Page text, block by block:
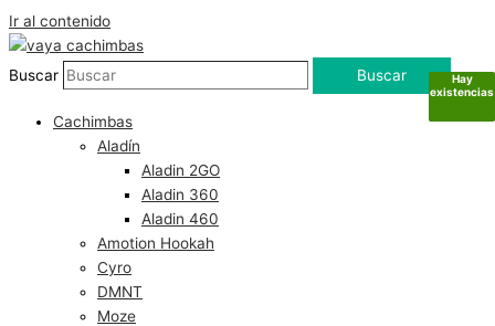
Ir al contenido
Buscar Buscar
Cachimbas
Aladín
Aladin 2GO
Aladin 360
Aladin 460
Amotion Hookah
Cyro
DMNT
Moze
Sin
existencias
Hay
existencias
Hay
existencias
Hay
existencias